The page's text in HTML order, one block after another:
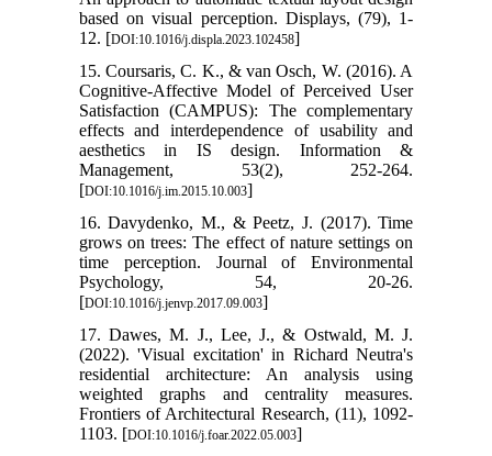
based on visual perception. Displays, (79), 1-
12. [DOI:10.1016/j.displa.2023.102458]
15. Coursaris, C. K., & van Osch, W. (2016). A
Cognitive-Affective Model of Perceived User
Satisfaction (CAMPUS): The complementary
effects and interdependence of usability and
aesthetics in IS design. Information &
Management, 53(2), 252-264.
[DOI:10.1016/j.im.2015.10.003]
16. Davydenko, M., & Peetz, J. (2017). Time
grows on trees: The effect of nature settings on
time perception. Journal of Environmental
Psychology, 54, 20-26.
[DOI:10.1016/j.jenvp.2017.09.003]
17. Dawes, M. J., Lee, J., & Ostwald, M. J.
(2022). 'Visual excitation' in Richard Neutra's
residential architecture: An analysis using
weighted graphs and centrality measures.
Frontiers of Architectural Research, (11), 1092-
1103. [DOI:10.1016/j.foar.2022.05.003]